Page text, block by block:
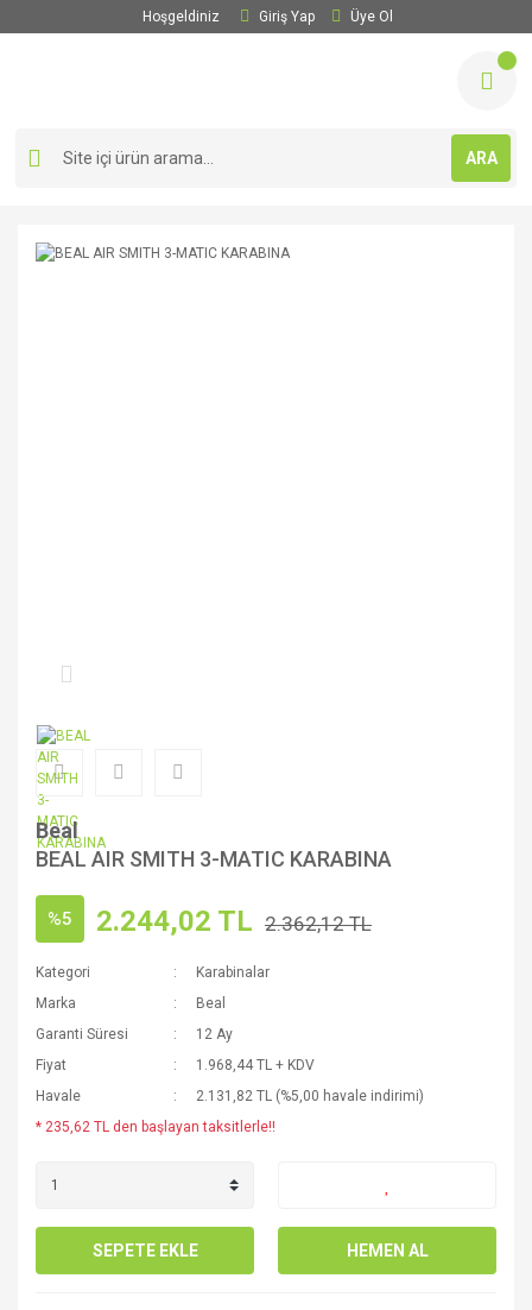
Hoşgeldiniz Giriş Yap Üye Ol
ARA
Beal
BEAL AIR SMITH 3-MATIC KARABINA
%5 2.244,02 TL 2.362,12 TL
Kategori
Karabinalar
Marka
Beal
Garanti Süresi
12 Ay
Fiyat
1.968,44 TL + KDV
Havale
2.131,82 TL (%5,00 havale indirimi)
* 235,62 TL den başlayan taksitlerle!!
SEPETE EKLE HEMEN AL